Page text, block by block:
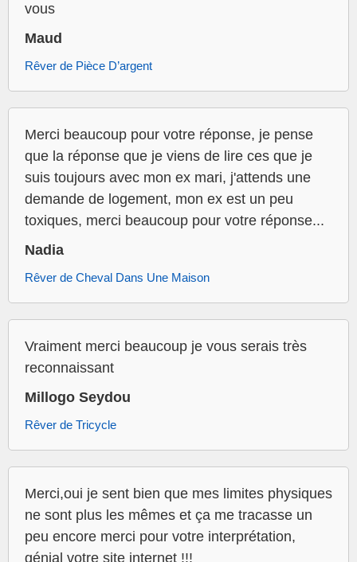
vous
Maud
Rêver de Pièce D’argent
Merci beaucoup pour votre réponse, je pense
que la réponse que je viens de lire ces que je
suis toujours avec mon ex mari, j'attends une
demande de logement, mon ex est un peu
toxiques, merci beaucoup pour votre réponse...
Nadia
Rêver de Cheval Dans Une Maison
Vraiment merci beaucoup je vous serais très
reconnaissant
Millogo Seydou
Rêver de Tricycle
Merci,oui je sent bien que mes limites physiques
ne sont plus les mêmes et ça me tracasse un
peu encore merci pour votre interprétation,
génial votre site internet !!!